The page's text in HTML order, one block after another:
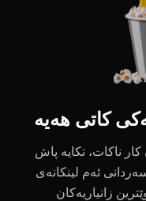
کاتی هەیە
ناکات، تکایە پاش
ئەم لینکانەی
زانیاریەکان